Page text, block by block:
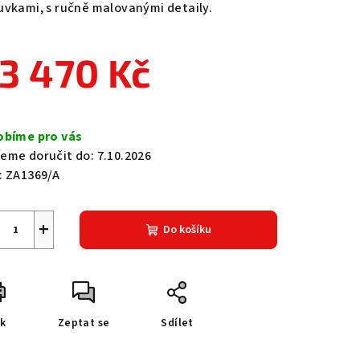
s ručně malovanými detaily.
470 Kč
pro vás
doručit do: 7.10.2026
ZA1369/A
+ Do košíku
Zeptat se Sdílet